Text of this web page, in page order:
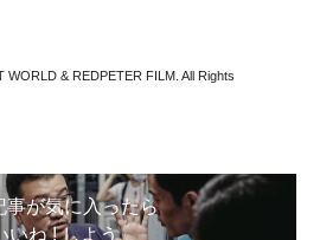
& REDPETER FILM. All Rights
事が気に入ったら
いね ! しよう